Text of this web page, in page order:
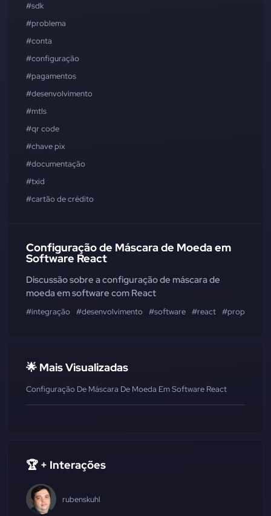
#sdk
#problema
#conta
#configuração
#pagamentos
#desenvolvimento
#mtls
#qr code
#chave pix
#documentação
#txid
#cartão de crédito
Configuração de Máscara de Moeda em
Software React
Discussão sobre a configuração de máscara de
moeda em software com React
#integração #desenvolvimento #software #react #proptypes
🌟 Mais Visualizadas
Configuração De Máscara De Moeda Em Software React
🏆 + Interações
rubenskuhl